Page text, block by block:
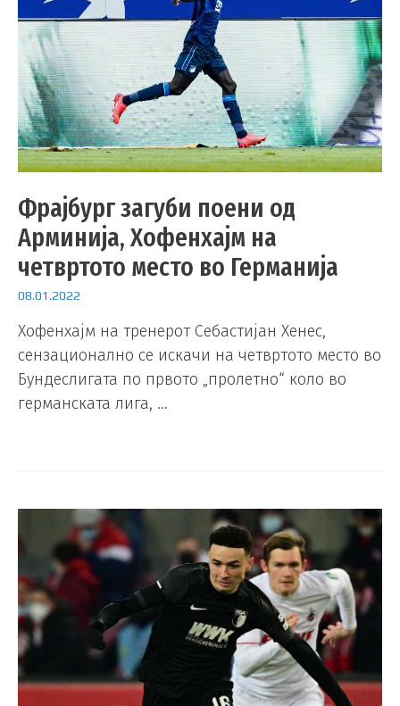
Фрајбург загуби поени од
Арминија, Хофенхајм на
четвртото место во Германија
08.01.2022
Хофенхајм на тренерот Себастијан Хенес,
сензационално се искачи на четвртото место во
Бундеслигата по првото „пролетно“ коло во
германската лига, …